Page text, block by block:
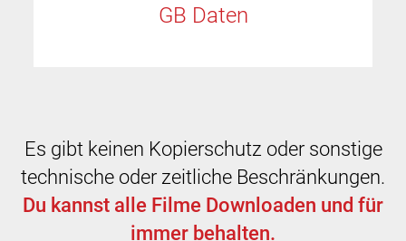
GB Daten
Es gibt keinen Kopierschutz oder sonstige
technische oder zeitliche Beschränkungen.
Du kannst alle Filme Downloaden und für
immer behalten.